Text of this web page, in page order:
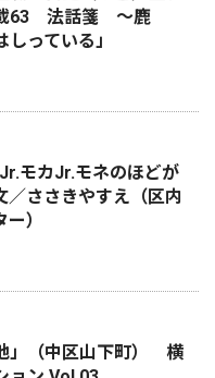
63 法話箋 〜鹿
っている」
モカJr.モネのほどが
ささきやすえ（区内
）
」（中区山下町） 横